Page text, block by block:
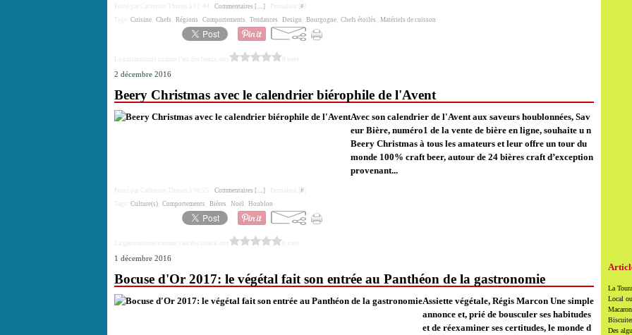
Posté par Catherine Thenes à 12:44 - Commentaires […] - Permalien [ #
Cuisine Chefs Régions Comportements Tendances Design Bourgogne Chefs étoilés Matériels de cuisson
La gastronomie comme l'un des beaux-arts
2 décembre 2016
Beery Christmas avec le calendrier biérophile de l'Avent
Avec son calendrier de l'Avent aux saveurs houblonnées, Sav
eur Bière, numéro1 de la vente de bière en ligne, souhaite u n
Beery Christmas à tous les amateurs et leur offre un tour du
monde 100% craft beer, autour de 24 bières craft d’exception
provenant...
Posté par Catherine Thenes à 06:25 - Commentaires […] - Permalien [ #
Culture(s) Comportements Bières Noël Houblon
La gastronomie comme l'un des beaux-arts
1 décembre 2016
Bocuse d'Or 2017: le végétal fait son entrée au Panthéon de la gastronomie
Assiette végétale, Régis Marcon Une simple
annonce et, prié de bousculer ses habitudes
et de réexaminer ses certitudes, le monde d
La
Local
Des